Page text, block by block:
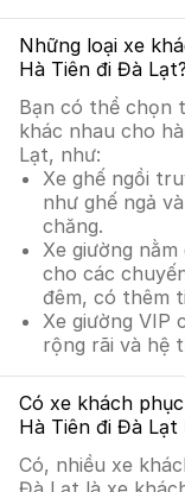
Những loại xe
Hà Tiên đi Đà Lạt?
Bạn có thể chọn
khác nhau cho
Lạt, như:
Xe ghế ngồi
như ghế ngả
chăng.
Xe giường
cho các
đêm, có thêm
Xe giường VIP
rộng rãi và hệ
Có xe khách
Hà Tiên đi Đà Lạt
Có, nhiều xe